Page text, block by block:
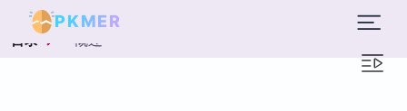
PKMER
目录 概述